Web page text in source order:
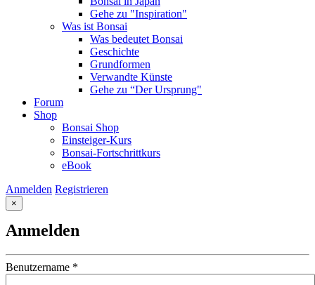
Gehe zu "Inspiration"
Was ist Bonsai
Was bedeutet Bonsai
Geschichte
Grundformen
Verwandte Künste
Gehe zu “Der Ursprung"
Forum
Shop
Bonsai Shop
Einsteiger-Kurs
Bonsai-Fortschrittkurs
eBook
Anmelden Registrieren
×
Anmelden
Benutzername *